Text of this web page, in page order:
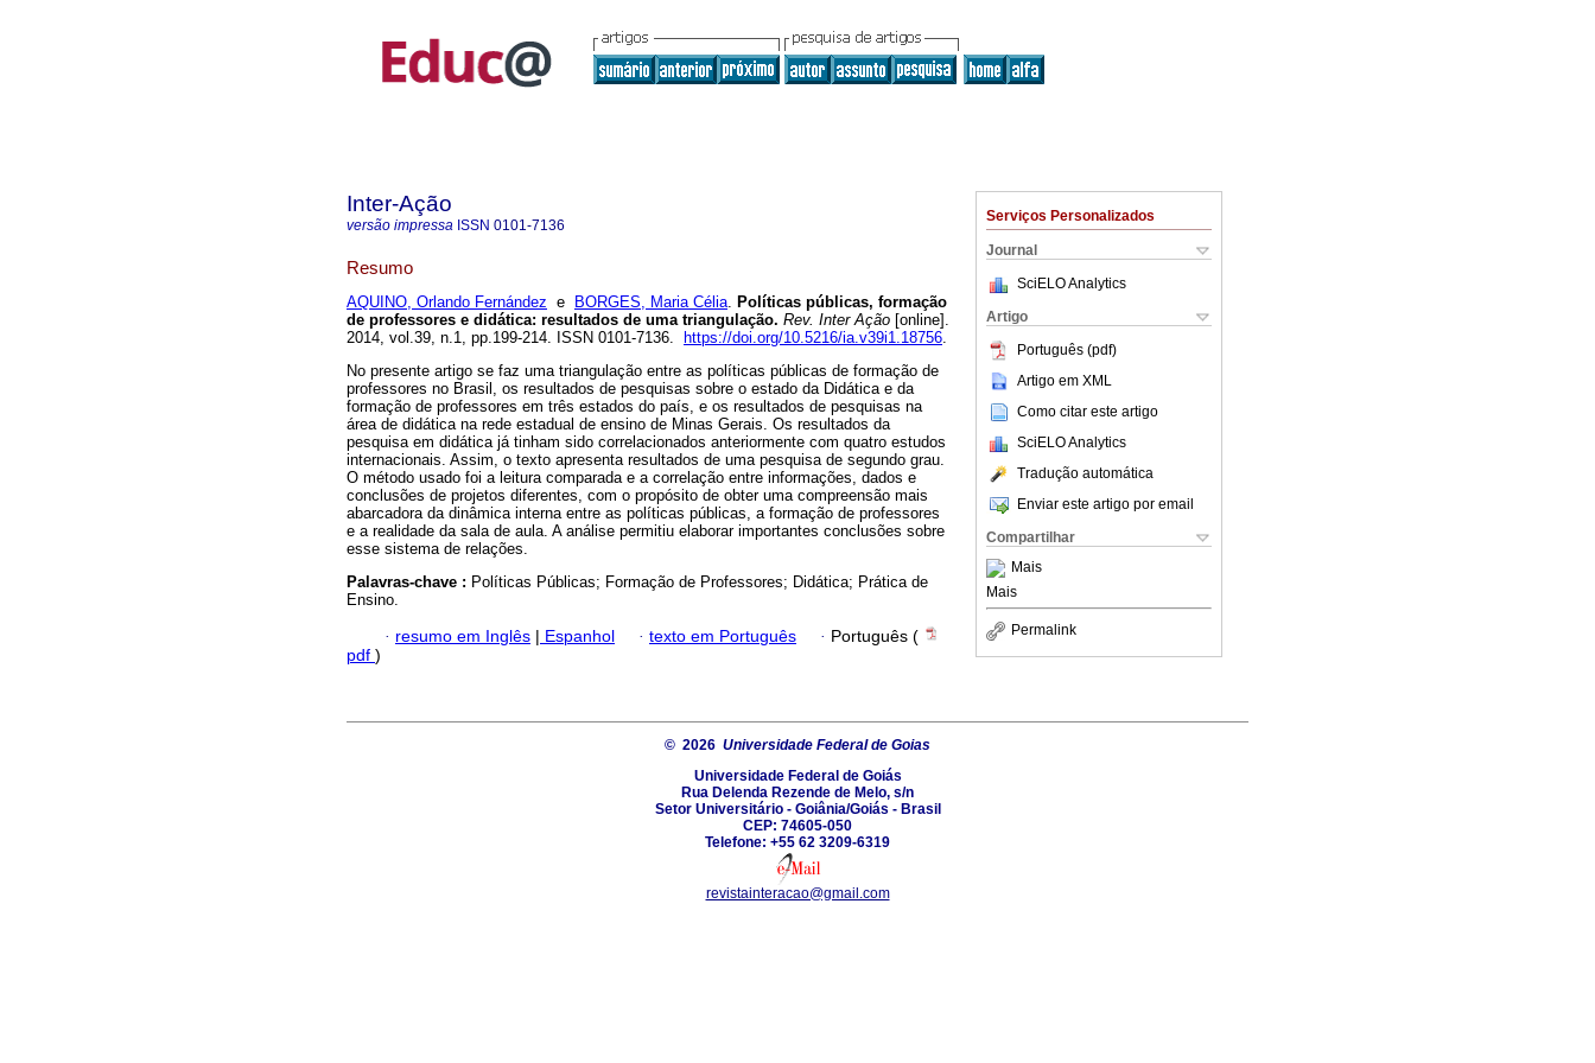
Serviços Personalizados
Journal
SciELO Analytics
Artigo
Português (pdf)
Artigo em XML
Como citar este artigo
SciELO Analytics
Tradução automática
Enviar este artigo por email
Compartilhar
Mais
Mais
Permalink
Inter-Ação
versão impressa ISSN 0101-7136
Resumo
AQUINO, Orlando Fernández e BORGES, Maria Célia. Políticas públicas, formação
de professores e didática: resultados de uma triangulação. Rev. Inter Ação [online].
2014, vol.39, n.1, pp.199-214. ISSN 0101-7136.
https://doi.org/10.5216/ia.v39i1.18756.
No presente artigo se faz uma triangulação entre as políticas públicas de formação de
professores no Brasil, os resultados de pesquisas sobre o estado da Didática e da
formação de professores em três estados do país, e os resultados de pesquisas na
área de didática na rede estadual de ensino de Minas Gerais. Os resultados da
pesquisa em didática já tinham sido correlacionados anteriormente com quatro estudos
internacionais. Assim, o texto apresenta resultados de uma pesquisa de segundo grau.
O método usado foi a leitura comparada e a correlação entre informações, dados e
conclusões de projetos diferentes, com o propósito de obter uma compreensão mais
abarcadora da dinâmica interna entre as políticas públicas, a formação de professores
e a realidade da sala de aula. A análise permitiu elaborar importantes conclusões sobre
esse sistema de relações.
Palavras-chave : Políticas Públicas; Formação de Professores; Didática; Prática de
Ensino.
· resumo em Inglês | Espanhol · texto em Português · Português (
pdf )
© 2026 Universidade Federal de Goias
Universidade Federal de Goiás
Rua Delenda Rezende de Melo, s/n
Setor Universitário - Goiânia/Goiás - Brasil
CEP: 74605-050
Telefone: +55 62 3209-6319
revistainteracao@gmail.com